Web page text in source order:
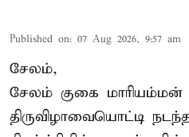
Published on: 07 Aug 2026, 9:57 am
சேலம்,
சேலம் குகை
திருவிழாவையொட்டி